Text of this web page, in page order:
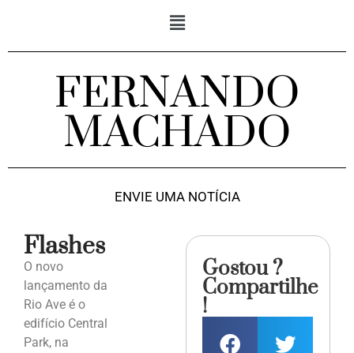
FERNANDO
MACHADO
ENVIE UMA NOTÍCIA
Flashes
O novo
lançamento da
Rio Ave é o
edifício Central
Park, na
Gostou ?
Compartilhe
!